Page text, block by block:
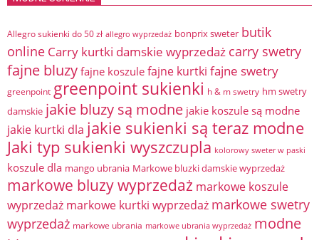
Allegro sukienki do 50 zł allegro wyprzedaż bonprix sweter butik
online Carry kurtki damskie wyprzedaż carry swetry
fajne bluzy fajne koszule fajne kurtki fajne swetry
greenpoint greenpoint sukienki h & m swetry hm swetry
damskie jakie bluzy są modne jakie koszule są modne
jakie kurtki dla jakie sukienki są teraz modne
Jaki typ sukienki wyszczupla kolorowy sweter w paski
koszule dla mango ubrania Markowe bluzki damskie wyprzedaż
markowe bluzy wyprzedaż markowe koszule
wyprzedaż markowe kurtki wyprzedaż markowe swetry
wyprzedaż markowe ubrania markowe ubrania wyprzedaż modne